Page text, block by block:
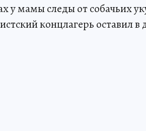
у мамы следы от собачьих
концлагерь оставил в